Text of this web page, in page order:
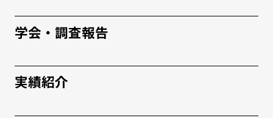
学会・調査報告
実績紹介